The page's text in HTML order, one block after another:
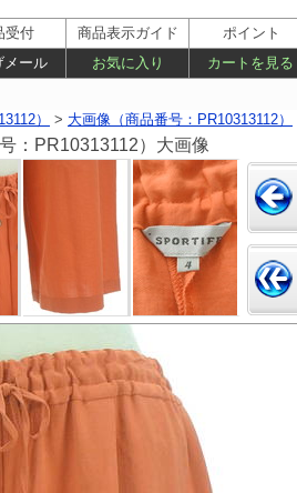
） > 大画像（商品番号：PR10313112）
：PR10313112）大画像
戻る
2ペー
受付 商品表示ガイド ポイント
メール お気に入り カートを見る